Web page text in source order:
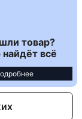
товар?
найдёт всё